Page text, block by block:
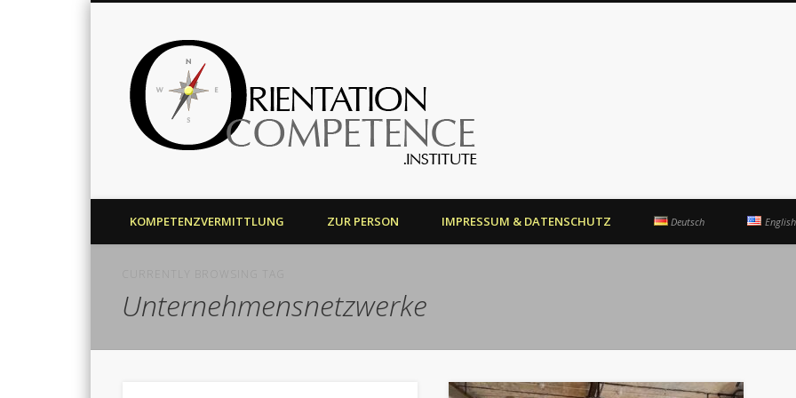
Harald J. Bolsinger
KOMPETENZVERMITTLUNG ZUR PERSON IMPRESSUM & DATENSCHUTZ Deutsch English
Unternehmensnetzwerke